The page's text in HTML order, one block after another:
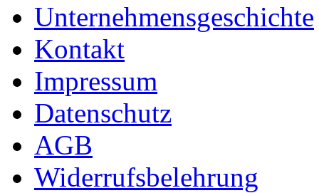
Unternehmensgeschichte
Kontakt
Impressum
Datenschutz
AGB
Widerrufsbelehrung